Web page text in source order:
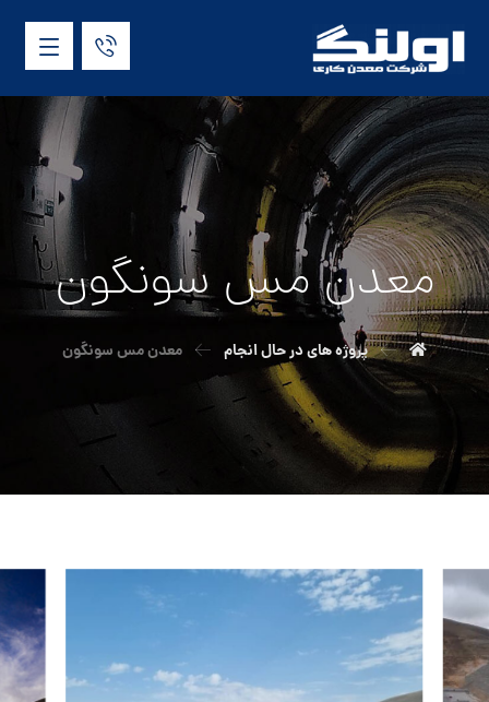
معدن مس سونگون
پروژه های در حال انجام معدن مس سونگون